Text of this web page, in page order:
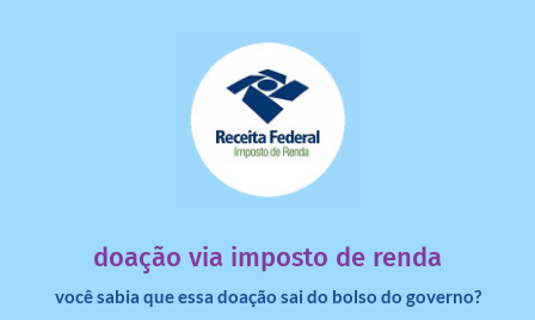
doação via imposto de renda
você sabia que essa doação sai do bolso do governo?
dinheiro deixa de ir para o governo?
saiba mais